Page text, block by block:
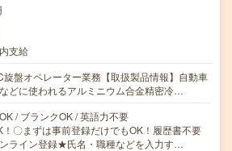
支給
旋盤オペレーター業務【取扱製品情報】自動車
どに使われるアルミニウム合金精密冷…
/ ブランクOK / 英語力不要
〇まずは事前登録だけでもOK！履歴書不要
ライン登録★氏名・職種などを入力す…